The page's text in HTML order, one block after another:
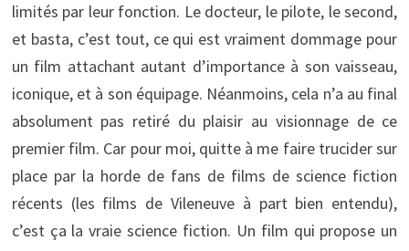
limités par leur fonction. Le docteur, le pilote, le second,
et basta, c’est tout, ce qui est vraiment dommage pour
un film attachant autant d’importance à son vaisseau,
iconique, et à son équipage. Néanmoins, cela n’a au final
absolument pas retiré du plaisir au visionnage de ce
premier film. Car pour moi, quitte à me faire trucider sur
place par la horde de fans de films de science fiction
récents (les films de Vileneuve à part bien entendu),
c’est ça la vraie science fiction. Un film qui propose un